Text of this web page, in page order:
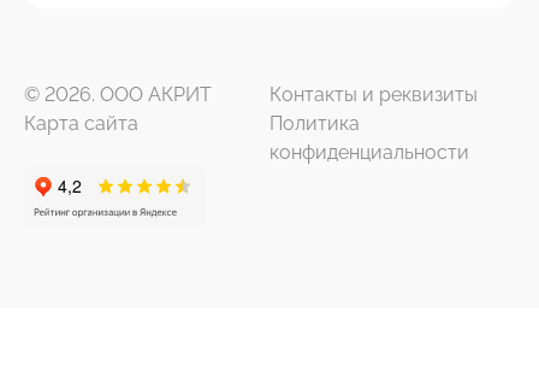
© 2026. ООО АКРИТ
Контакты и реквизиты
Карта сайта
Политика
конфиденциальности